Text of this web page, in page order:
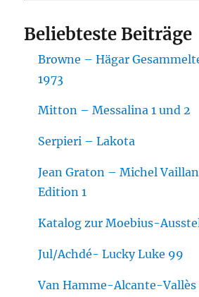
Beliebteste Beiträge
Browne – Hägar
1973
Mitton – Messalina 1 und 2
Serpieri – Lakota
Jean Graton – Michel
Edition 1
Katalog zur Moebius-
Jul/Achdé- Lucky Luke 99
Van Hamme-Alcante-